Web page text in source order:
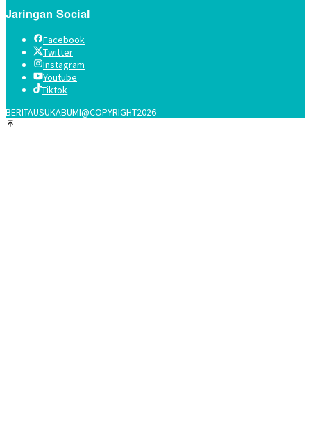
Jaringan Social
Facebook
Twitter
Instagram
Youtube
Tiktok
BERITAUSUKABUMI@COPYRIGHT2026